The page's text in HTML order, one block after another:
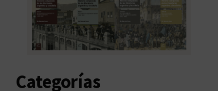
Categorías